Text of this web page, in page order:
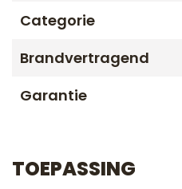
Categorie
Brandvertragend
Garantie
TOEPASSING